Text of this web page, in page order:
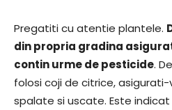
Pregatiti cu atentie plantele.
din propria gradina
contin urme de pesticide.
folosi coji de citrice,
spalate si uscate. Este